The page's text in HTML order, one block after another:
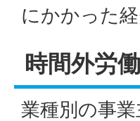
にかかった
時間外労
業種別の事